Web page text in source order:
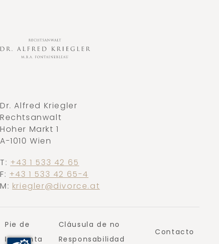
Dr. Alfred Kriegler
Rechtsanwalt
Hoher Markt 1
A-1010 Wien
T: +43 1 533 42 65
F: +43 1 533 42 65-4
M: kriegler@divorce.at
Pie de
Imprenta
Cláusula de no
Responsabilidad
Contacto